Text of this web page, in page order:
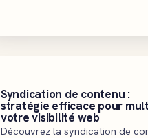
Syndication de contenu :
stratégie efficace pour
votre visibilité web
Découvrez la syndication de